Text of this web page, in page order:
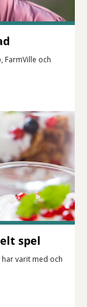
FarmVille och
spel
varit med och